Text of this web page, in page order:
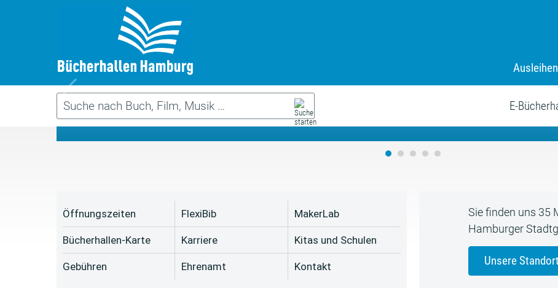
Ausleihen
E-
Das neue
Öffnungszeiten
Bücherhallen-Karte
Gebühren
FlexiBib
Karriere
Ehrenamt
MakerLab
Kitas und Schulen
Kontakt
Sie finden uns 35
Hamburger
Unsere